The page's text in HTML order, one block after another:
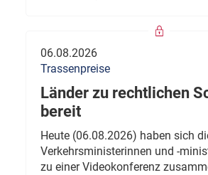
06.08.2026
Trassenpreise
Länder zu rechtlichen
bereit
Heute (06.08.2026) haben sich
Verkehrsministerinnen und -
zu einer Videokonferenz